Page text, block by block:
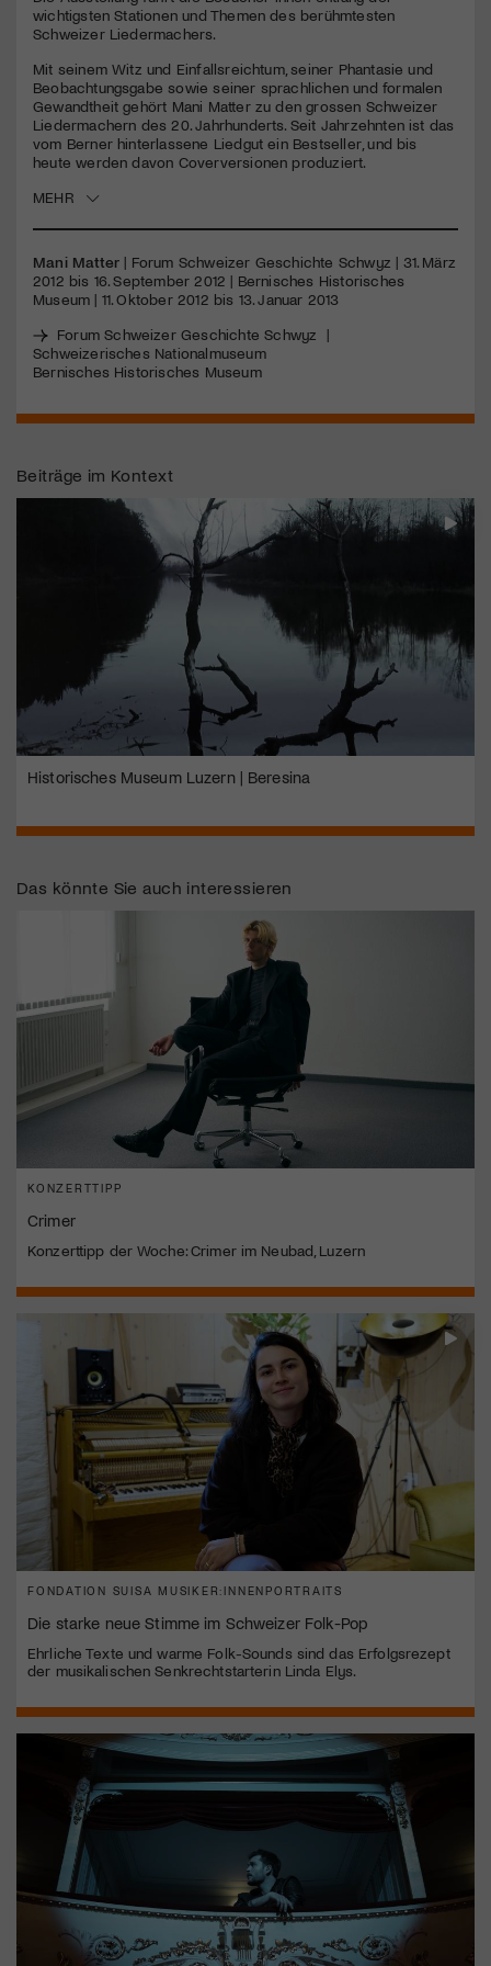
seconds
wichtigsten Stationen und Themen des berühmtesten
Schweizer Liedermachers.
Mit seinem Witz und Einfallsreichtum, seiner Phantasie und
Beobachtungsgabe sowie seiner sprachlichen und formalen
Gewandtheit gehört Mani Matter zu den grossen Schweizer
Liedermachern des 20. Jahrhunderts. Seit Jahrzehnten ist das
vom Berner hinterlassene Liedgut ein Bestseller, und bis
heute werden davon Coverversionen produziert.
MEHR
Mani Matter | Forum Schweizer Geschichte Schwyz | 31. März
2012 bis 16. September 2012 | Bernisches Historisches
Museum | 11. Oktober 2012 bis 13. Januar 2013
Forum Schweizer Geschichte Schwyz |
Schweizerisches Nationalmuseum
Bernisches Historisches Museum
Beiträge im Kontext
Historisches Museum Luzern | Beresina
Das könnte Sie auch interessieren
KONZERTTIPP
Crimer
Konzerttipp der Woche: Crimer im Neubad, Luzern
FONDATION SUISA MUSIKER:INNENPORTRAITS
Die starke neue Stimme im Schweizer Folk-Pop
Ehrliche Texte und warme Folk-Sounds sind das Erfolgsrezept
der musikalischen Senkrechtstarterin Linda Elys.